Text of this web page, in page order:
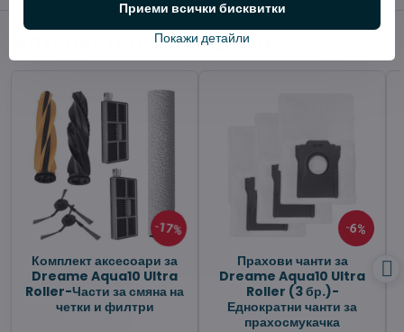
Алтернативни продукти
17%
Комплект аксесоари за
Dreame Aqua10 Ultra
Roller-Части за смяна на
четки и филтри
6%
Прахови чанти за
Dreame Aqua10 Ultra
Roller (3 бр.)-
Еднократни чанти за
прахосмукачка
Покажи детайли
Приеми всички бисквитки